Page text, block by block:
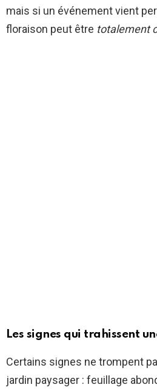
mais si un événement vient
floraison peut être totalement
Les signes qui trahissent
Certains signes ne trompent
jardin paysager : feuillage